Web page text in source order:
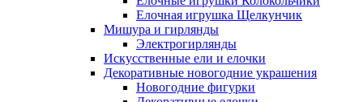
Елочная игрушка Щелкунчик
Мишура и гирлянды
Электрогирлянды
Искусственные ели и елочки
Декоративные новогодние украшения
Новогодние фигурки